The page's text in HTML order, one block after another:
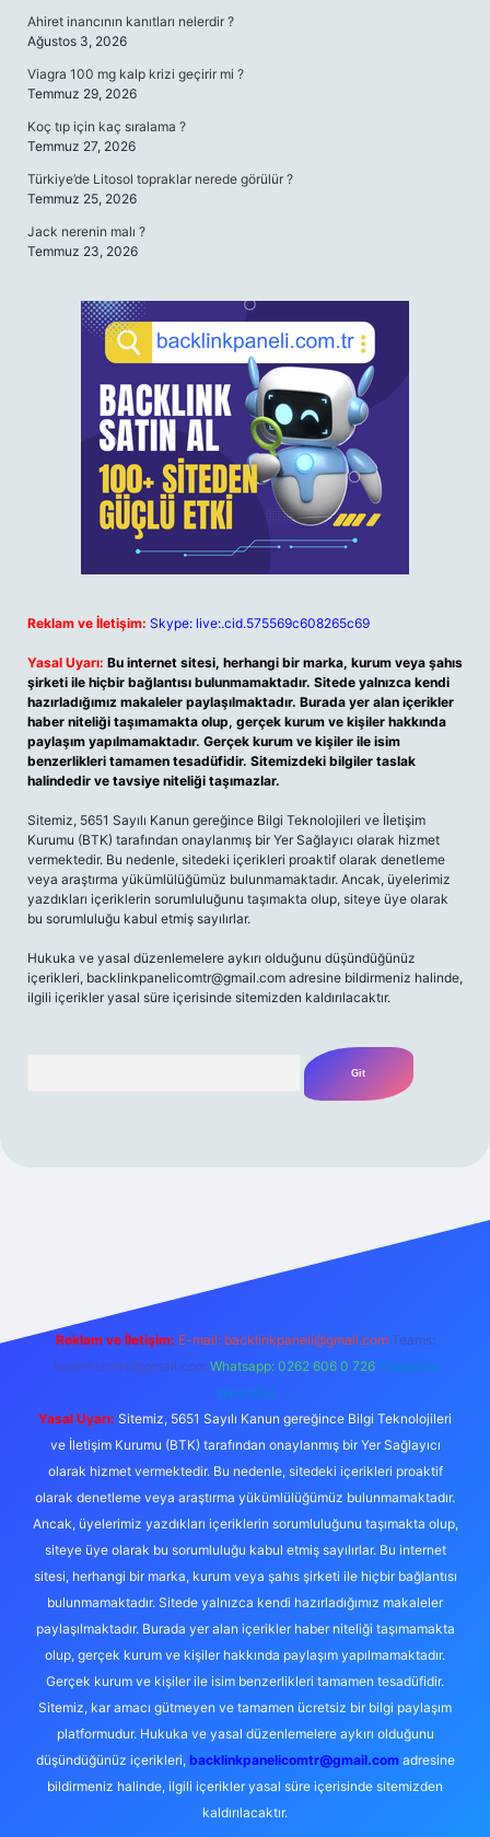
Ahiret inancının kanıtları nelerdir ?
Ağustos 3, 2026
Viagra 100 mg kalp krizi geçirir mi ?
Temmuz 29, 2026
Koç tıp için kaç sıralama ?
Temmuz 27, 2026
Türkiye’de Litosol topraklar nerede görülür ?
Temmuz 25, 2026
Jack nerenin malı ?
Temmuz 23, 2026
Reklam ve İletişim: Skype: live:.cid.575569c608265c69
Yasal Uyarı: Bu internet sitesi, herhangi bir marka, kurum veya şahıs
şirketi ile hiçbir bağlantısı bulunmamaktadır. Sitede yalnızca kendi
hazırladığımız makaleler paylaşılmaktadır. Burada yer alan içerikler
haber niteliği taşımamakta olup, gerçek kurum ve kişiler hakkında
paylaşım yapılmamaktadır. Gerçek kurum ve kişiler ile isim
benzerlikleri tamamen tesadüfidir. Sitemizdeki bilgiler taslak
halindedir ve tavsiye niteliği taşımazlar.
Sitemiz, 5651 Sayılı Kanun gereğince Bilgi Teknolojileri ve İletişim
Kurumu (BTK) tarafından onaylanmış bir Yer Sağlayıcı olarak hizmet
vermektedir. Bu nedenle, sitedeki içerikleri proaktif olarak denetleme
veya araştırma yükümlülüğümüz bulunmamaktadır. Ancak, üyelerimiz
yazdıkları içeriklerin sorumluluğunu taşımakta olup, siteye üye olarak
bu sorumluluğu kabul etmiş sayılırlar.
Hukuka ve yasal düzenlemelere aykırı olduğunu düşündüğünüz
içerikleri, backlinkpanelicomtr@gmail.com adresine bildirmeniz halinde,
ilgili içerikler yasal süre içerisinde sitemizden kaldırılacaktır.
m elexbet
Reklam ve İletişim: E-mail: backlinkpaneli@gmail.com Teams:
forumhizmeti@gmail.com Whatsapp: 0262 606 0 726 Telegram:
@karabul
Yasal Uyarı: Sitemiz, 5651 Sayılı Kanun gereğince Bilgi Teknolojileri
ve İletişim Kurumu (BTK) tarafından onaylanmış bir Yer Sağlayıcı
olarak hizmet vermektedir. Bu nedenle, sitedeki içerikleri proaktif
olarak denetleme veya araştırma yükümlülüğümüz bulunmamaktadır.
Ancak, üyelerimiz yazdıkları içeriklerin sorumluluğunu taşımakta olup,
siteye üye olarak bu sorumluluğu kabul etmiş sayılırlar. Bu internet
sitesi, herhangi bir marka, kurum veya şahıs şirketi ile hiçbir bağlantısı
bulunmamaktadır. Sitede yalnızca kendi hazırladığımız makaleler
paylaşılmaktadır. Burada yer alan içerikler haber niteliği taşımamakta
olup, gerçek kurum ve kişiler hakkında paylaşım yapılmamaktadır.
Gerçek kurum ve kişiler ile isim benzerlikleri tamamen tesadüfidir.
Sitemiz, kar amacı gütmeyen ve tamamen ücretsiz bir bilgi paylaşım
platformudur. Hukuka ve yasal düzenlemelere aykırı olduğunu
düşündüğünüz içerikleri, backlinkpanelicomtr@gmail.comadresine
bildirmeniz halinde, ilgili içerikler yasal süre içerisinde sitemizden
kaldırılacaktır.